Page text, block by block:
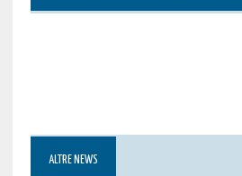
ALTRE NEWS